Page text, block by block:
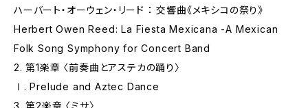
ハーバート・オーウェン・リード ： 交響曲《メキシコの祭り》
Herbert Owen Reed: La Fiesta Mexicana -A Mexican
Folk Song Symphony for Concert Band
2. 第1楽章 〈前奏曲とアステカの踊り〉
Ⅰ. Prelude and Aztec Dance
3. 第2楽章 〈ミサ〉